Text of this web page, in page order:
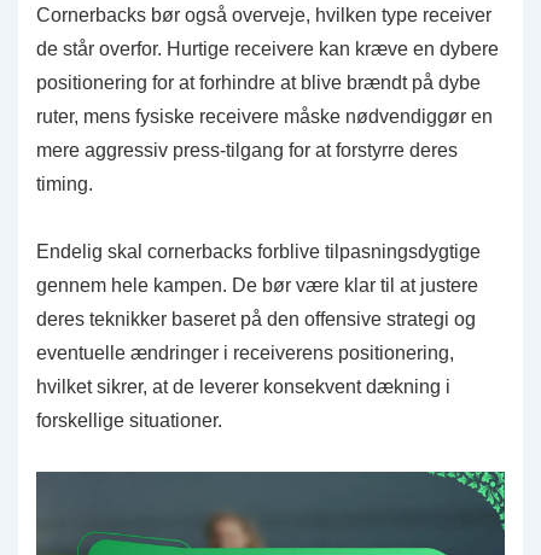
Cornerbacks bør også overveje, hvilken type receiver
de står overfor. Hurtige receivere kan kræve en dybere
positionering for at forhindre at blive brændt på dybe
ruter, mens fysiske receivere måske nødvendiggør en
mere aggressiv press-tilgang for at forstyrre deres
timing.
Endelig skal cornerbacks forblive tilpasningsdygtige
gennem hele kampen. De bør være klar til at justere
deres teknikker baseret på den offensive strategi og
eventuelle ændringer i receiverens positionering,
hvilket sikrer, at de leverer konsekvent dækning i
forskellige situationer.